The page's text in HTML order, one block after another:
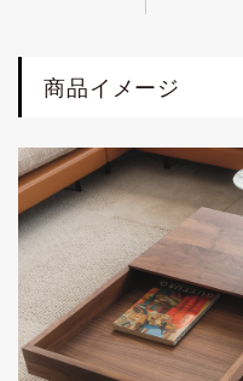
商品イメージ